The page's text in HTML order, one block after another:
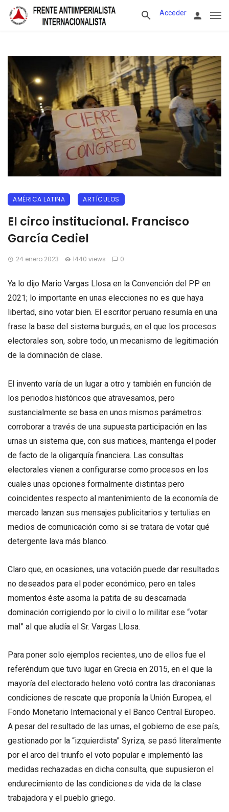
Acceder
AMÉRICA LATINA ARTÍCULOS
El circo institucional. Francisco
García Cediel
24 enero 2023 1440 views 0
Ya lo dijo Mario Vargas Llosa en la Convención del PP en
2021; lo importante en unas elecciones no es que haya
libertad, sino votar bien. El escritor peruano resumía en una
frase la base del sistema burgués, en el que los procesos
electorales son, sobre todo, un mecanismo de legitimación
de la dominación de clase.
El invento varía de un lugar a otro y también en función de
los periodos históricos que atravesamos, pero
sustancialmente se basa en unos mismos parámetros:
corroborar a través de una supuesta participación en las
urnas un sistema que, con sus matices, mantenga el poder
de facto de la oligarquía financiera. Las consultas
electorales vienen a configurarse como procesos en los
cuales unas opciones formalmente distintas pero
coincidentes respecto al mantenimiento de la economía de
mercado lanzan sus mensajes publicitarios y tertulias en
medios de comunicación como si se tratara de votar qué
detergente lava más blanco.
Claro que, en ocasiones, una votación puede dar resultados
no deseados para el poder económico, pero en tales
momentos éste asoma la patita de su descarnada
dominación corrigiendo por lo civil o lo militar ese “votar
mal” al que aludía el Sr. Vargas Llosa.
Para poner solo ejemplos recientes, uno de ellos fue el
referéndum que tuvo lugar en Grecia en 2015, en el que la
mayoría del electorado heleno votó contra las draconianas
condiciones de rescate que proponía la Unión Europea, el
Fondo Monetario Internacional y el Banco Central Europeo.
A pesar del resultado de las urnas, el gobierno de ese país,
gestionado por la “izquierdista” Syriza, se pasó literalmente
por el arco del triunfo el voto popular e implementó las
medidas rechazadas en dicha consulta, que supusieron el
endurecimiento de las condiciones de vida de la clase
trabajadora y el pueblo griego.